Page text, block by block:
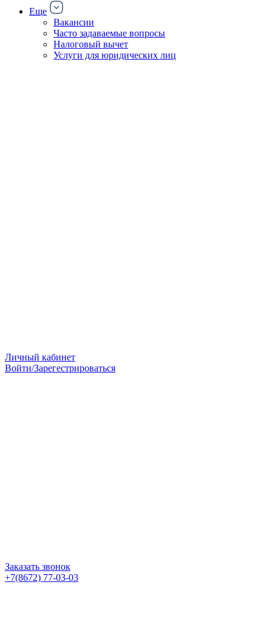
Еще
Вакансии
Часто задаваемые вопросы
Налоговый вычет
Услуги для юридических лиц
Личный кабинет
Войти/Зарегестрироваться
Заказать звонок
+7(8672) 77-03-03